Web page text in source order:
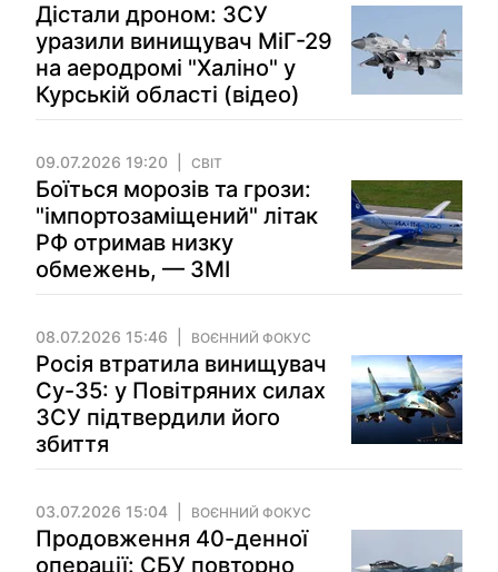
Дістали дроном: ЗСУ
уразили винищувач МіГ-29
на аеродромі "Халіно" у
Курській області (відео)
09.07.2026 19:20 СВІТ
Боїться морозів та грози:
"імпортозаміщений" літак
РФ отримав низку
обмежень, — ЗМІ
08.07.2026 15:46 ВОЄННИЙ ФОКУС
Росія втратила винищувач
Су-35: у Повітряних силах
ЗСУ підтвердили його
збиття
03.07.2026 15:04 ВОЄННИЙ ФОКУС
Продовження 40-денної
операції: СБУ повторно